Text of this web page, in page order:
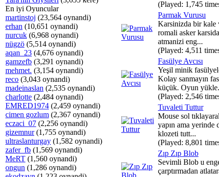
En iyi Oyuncular
martinstoj (23,564 oynandi)
erhan (10,651 oynandi)
nurcuk (6,968 oynandi)
nügzö (5,514 oynandi)
aqan_23 (4,676 oynandi)
gamzefb (3,291 oynandi)
mehmet. (3,154 oynandi)
reco (3,043 oynandi)
madeinaslan (2,535 oynandi)
charlotte (2,484 oynandi)
EMRED1974 (2,459 oynandi)
cimen gozlum (2,367 oynandi)
eczaci_07 (2,256 oynandi)
gizemnur(1,755 oynandi)
ultraslanturgay (1,582 oynandi)
zafer_fb (1,569 oynandi)
MeRT (1,560 oynandi)
ongun (1,286 oynandi)
(Played: 1,745
Parmak Vurusu
Karsinizda bir kale
romali asker
atmanizi eng...
(Played: 4,511
Fasülye Avcısı
Yeşil minik
Kolay sanmayın
küçük. Oyun
(Played: 2,546
Tuvaleti Tuttur
Mouse sol
yapın ama yerinde
klozeti tutt...
(Played: 8,801
Zıp Zıp Blob
Sevimli Blob u
çarptırmadan